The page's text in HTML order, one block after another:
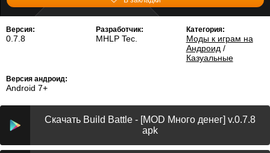
Версия:
0.7.8
Разработчик:
MHLP Tec.
Категория:
Моды к играм на
Андроид /
Казуальные
Версия андроид:
Android 7+
Скачать Build Battle - [MOD Много денег] v.0.7.8
apk